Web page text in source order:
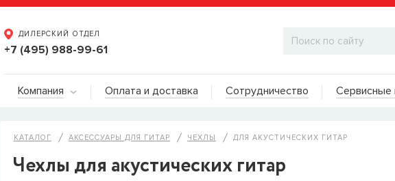
ДИЛЕРСКИЙ ОТДЕЛ
+7 (495) 988-99-61
ДИЛЕРСКИЙ ОТДЕЛ
Компания Оплата и доставка Сотрудничество Сервисные
КАТАЛОГ АКСЕССУАРЫ ДЛЯ ГИТАР ЧЕХЛЫ ДЛЯ АКУСТИЧЕСКИХ ГИТАР
Чехлы для акустических гитар